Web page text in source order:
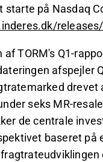
på Nasdaq
TORM's Q1-
afspejler
drevet
seks MR-
de centrale
baseret på